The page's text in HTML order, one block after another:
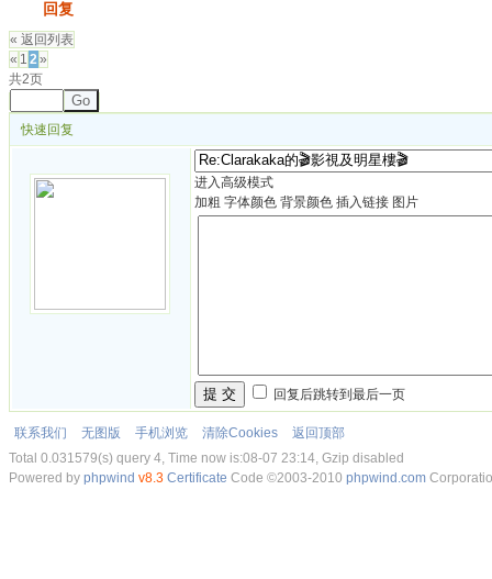
回复
« 返回列表
« 1 2»
共2页
Go
快速回复
进入高级模式
加粗 字体颜色 背景颜色 插入链接 图片
提 交 回复后跳转到最后一页
联系我们 无图版 手机浏览 清除Cookies
返回顶部
Total 0.031579(s) query 4, Time now is:08-07 23:14, Gzip disabled
Powered by phpwind v8.3 Certificate Code ©2003-2010 phpwind.com